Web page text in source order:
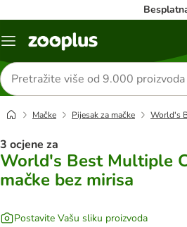
Izbornik
Traži
proizvode
Mačke Pijesak za mačke World's
3 ocjene za
World's Best Multiple
mačke bez mirisa
Postavite Vašu sliku proizvoda